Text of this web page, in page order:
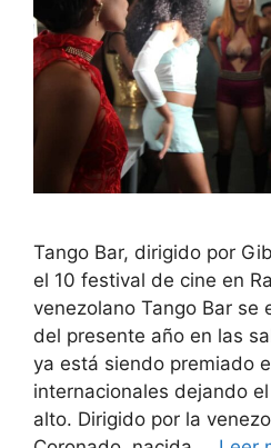
Tango Bar, dirigido por
el 10 festival de cine en
venezolano Tango Bar se
del presente año en las
ya está siendo premiado
internacionales dejando
alto. Dirigido por la